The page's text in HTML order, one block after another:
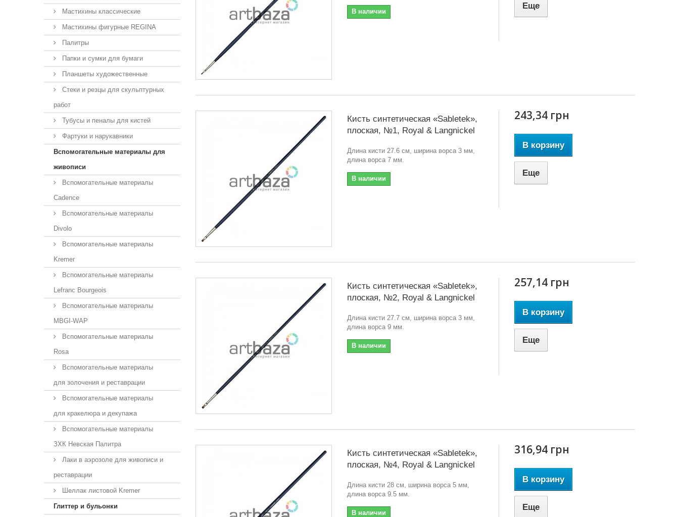
Мастихины классические
Мастихины фигурные REGINA
Палитры
Папки и сумки для бумаги
Планшеты художественные
Стеки и резцы для скульптурных
работ
Тубусы и пеналы для кистей
Фартуки и нарукавники
Вспомогательные материалы для
живописи
Вспомогательные материалы
Cadence
Вспомогательные материалы
Divolo
Вспомогательные материалы
Kremer
Вспомогательные материалы
Lefranc Bourgeois
Вспомогательные материалы
MBGI-WAP
Вспомогательные материалы
Rosa
Вспомогательные материалы
для золочения и реставрации
Вспомогательные материалы
для кракелюра и декупажа
Вспомогательные материалы
ЗХК Невская Палитра
Лаки в аэрозоле для живописи и
реставрации
Шеллак листовой Kremer
Глиттер и бульонки
В наличии
Еще
Кисть синтетическая «Sabletek»,
плоская, №1, Royal & Langnickel
Длина кисти 27.6 см, ширина ворса 3 мм,
длина ворса 7 мм.
В наличии
243,34 грн
В корзину
Еще
Кисть синтетическая «Sabletek»,
плоская, №2, Royal & Langnickel
Длина кисти 27.7 см, ширина ворса 3 мм,
длина ворса 9 мм.
В наличии
257,14 грн
В корзину
Еще
Кисть синтетическая «Sabletek»,
плоская, №4, Royal & Langnickel
Длина кисти 28 см, ширина ворса 5 мм,
длина ворса 9.5 мм.
В наличии
316,94 грн
В корзину
Еще